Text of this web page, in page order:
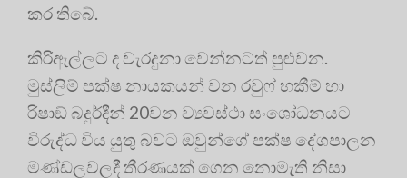
කර තිබේ.
කිරිඇල්ලට ද වැරදුනා වෙන්නටත් පුළුවන.
මුස්ලිම් පක්ෂ නායකයන් වන රවුෆ් හකීම් හා
රිෂාඞ් බදුර්දීන් 20වන ව්‍යවස්ථා සංශෝධනයට
විරුද්ධ විය යුතු බවට ඔවුන්ගේ පක්ෂ දේශපාලන
මණ්ඩලවලදී තීරණයක් ගෙන නොමැති නිසා